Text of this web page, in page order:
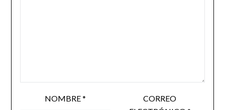
NOMBRE*
CORREO